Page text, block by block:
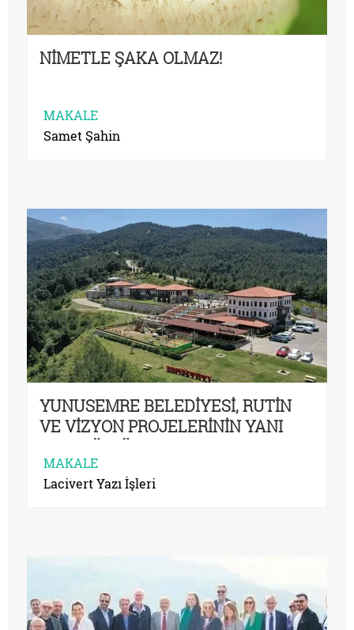
NİMETLE ŞAKA OLMAZ!
MAKALE
Samet Şahin
YUNUSEMRE BELEDİYESİ, RUTİN
VE VİZYON PROJELERİNİN YANI
ÇALIŞMALARI DA ÖNEMSİYOR
MAKALE
Lacivert Yazı İşleri